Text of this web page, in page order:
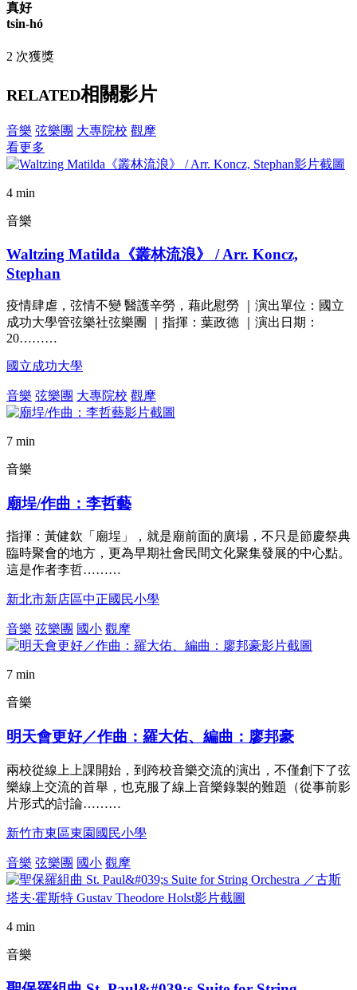
真好
tsin-hó
2 次獲獎
RELATED相關影片
音樂 弦樂團 大專院校 觀摩
看更多
4 min
音樂
Waltzing Matilda《叢林流浪》 / Arr. Koncz,
Stephan
疫情肆虐，弦情不變 醫護辛勞，藉此慰勞 ｜演出單位：國立
成功大學管弦樂社弦樂團 ｜指揮：葉政德 ｜演出日期：
20………
國立成功大學
音樂 弦樂團 大專院校 觀摩
7 min
音樂
廟埕/作曲：李哲藝
指揮：黃健欽「廟埕」，就是廟前面的廣場，不只是節慶祭典
臨時聚會的地方，更為早期社會民間文化聚集發展的中心點。
這是作者李哲………
新北市新店區中正國民小學
音樂 弦樂團 國小 觀摩
7 min
音樂
明天會更好／作曲：羅大佑、編曲：廖邦豪
兩校從線上上課開始，到跨校音樂交流的演出，不僅創下了弦
樂線上交流的首舉，也克服了線上音樂錄製的難題（從事前影
片形式的討論………
新竹市東區東園國民小學
音樂 弦樂團 國小 觀摩
4 min
音樂